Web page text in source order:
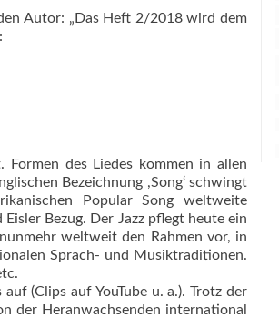
Autor: „Das Heft 2/2018 wird dem
des Liedes kommen in allen
Bezeichnung ,Song‘ schwingt
Popular Song weltweite
Bezug. Der Jazz pflegt heute ein
weltweit den Rahmen vor, in
Sprach- und Musiktraditionen.
(Clips auf YouTube u. a.). Trotz der
der Heranwachsenden international